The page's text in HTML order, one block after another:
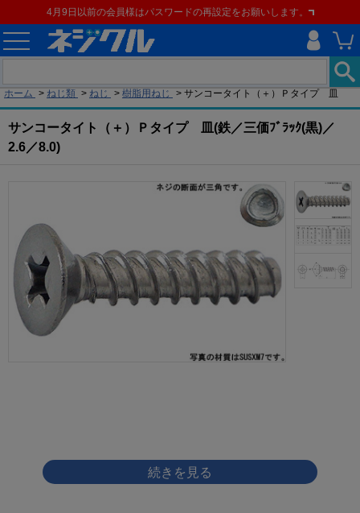
4月9日以前の会員様はパスワードの再設定をお願いします。
ホーム > ねじ類 > ねじ > 樹脂用ねじ > サンコータイト（＋）Ｐタイプ 皿
サンコータイト（＋）Ｐタイプ 皿(鉄／三価ﾌﾞﾗｯｸ(黒)／
2.6／8.0)